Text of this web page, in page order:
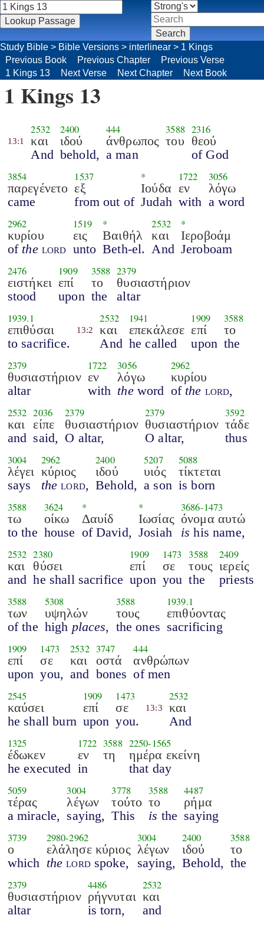
Study Bible > Bible Versions > interlinear > 1 Kings
Previous Book
Previous Chapter
Previous Verse
1 Kings 13
Next Verse Next Chapter Next Book
1 Kings 13
13:1
2532
και
And
2400
ιδού
behold,
444
άνθρωπος
a man
3588
του
2316
θεού
of God
3854
παρεγένετο
came
1537
εξ
from out of
*
Ιούδα
Judah
1722
εν
with
3056
λόγω
a word
2962
κυρίου
of the lord
1519
εις
unto
*
Βαιθήλ
Beth-el.
2532
και
And
*
Ιεροβοάμ
Jeroboam
2476
ειστήκει
stood
1909
επί
upon
3588
το
the
2379
θυσιαστήριον
altar
1939.1
επιθύσαι
to sacrifice.
13:2
2532
και
And
1941
επεκάλεσε
he called
1909
επί
upon
3588
το
the
2379
θυσιαστήριον
altar
1722
εν
with
3056
λόγω
theword
2962
κυρίου
of the lord,
2532
και
and
2036
είπε
said,
2379
θυσιαστήριον
O altar,
2379
θυσιαστήριον
O altar,
3592
τάδε
thus
3004
λέγει
says
2962
κύριος
the lord,
2400
ιδού
Behold,
5207
υιός
a son
5088
τίκτεται
is born
3588
τω
to the
3624
οίκω
house
*
Δαυίδ
of David,
*
Ιωσίας
Josiah
3686-1473
όνομα αυτώ
is his name,
2532
και
and
2380
θύσει
he shall sacrifice
1909
επί
upon
1473
σε
you
3588
τους
the
2409
ιερείς
priests
3588
των
of the
5308
υψηλών
high places,
3588
τους
the ones
1939.1
επιθύοντας
sacrificing
1909
επί
upon
1473
σε
you,
2532
και
and
3747
οστά
bones
444
ανθρώπων
of men
2545
καύσει
he shall burn
1909
επί
upon
1473
σε
you.
13:3
2532
και
And
1325
έδωκεν
he executed
1722
εν
in
3588
τη
2250-1565
ημέρα εκείνη
that day
5059
τέρας
a miracle,
3004
λέγων
saying,
3778
τούτο
This
3588
το
is the
4487
ρήμα
saying
3739
ο
which
2980-2962
ελάλησε κύριος
the lordspoke,
3004
λέγων
saying,
2400
ιδού
Behold,
3588
το
the
2379
θυσιαστήριον
altar
4486
ρήγνυται
is torn,
2532
και
and